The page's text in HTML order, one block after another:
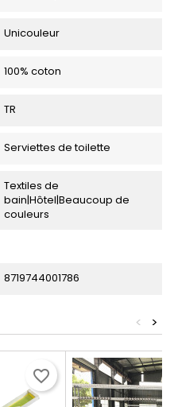
Unicouleur
100% coton
TR
Serviettes de toilette
Textiles de
bain|Hôtel|Beaucoup de
couleurs
8719744001786
>
<
favorite_border